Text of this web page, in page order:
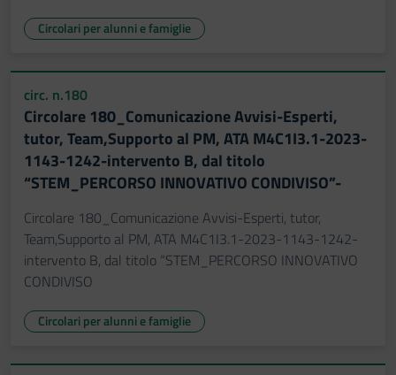
Circolari per alunni e famiglie
circ. n.180
Circolare 180_Comunicazione Avvisi-Esperti,
tutor, Team,Supporto al PM, ATA M4C1I3.1-2023-
1143-1242-intervento B, dal titolo
“STEM_PERCORSO INNOVATIVO CONDIVISO”-
Circolare 180_Comunicazione Avvisi-Esperti, tutor,
Team,Supporto al PM, ATA M4C1I3.1-2023-1143-1242-
intervento B, dal titolo “STEM_PERCORSO INNOVATIVO
CONDIVISO
Circolari per alunni e famiglie